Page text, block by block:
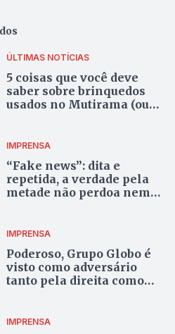
ÚLTIMAS NOTÍCIAS
5 coisas que você deve
saber sobre brinquedos
usados no Mutirama (ou
IMPRENSA
“Fake news”: dita e
repetida, a verdade pela
metade não perdoa nem
IMPRENSA
Poderoso, Grupo Globo é
visto como adversário
tanto pela direita como
IMPRENSA